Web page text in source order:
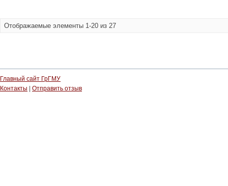
Отображаемые элементы 1-20 из 27
Главный сайт ГрГМУ
Контакты | Отправить отзыв